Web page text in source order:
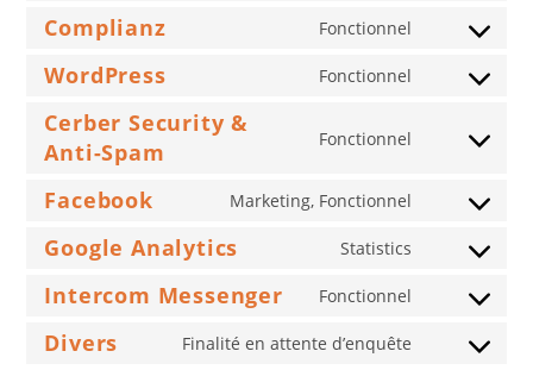
service
google-
Complianz Fonctionnel
Consent
complianz
WordPress Fonctionnel
Consent
service
Cerber Security &
Anti-Spam
Fonctionnel
Consent
service
cerber-
Facebook Marketing, Fonctionnel
Consent
facebook
Google Analytics Statistics
Consent
google-
Intercom Messenger Fonctionnel
Consent
Divers Finalité en attente d’enquête
Consent